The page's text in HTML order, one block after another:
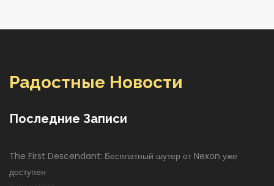
Радостные Новости
Последние Записи
The First Descendant: Бесплатный шутер от Nexon уже
доступен